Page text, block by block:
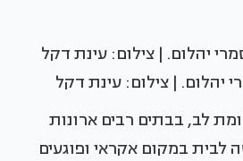
יהלום. | צילום: עינת דקל
לב, בבתים רבים ארונות
לבית במקום אקראי ופוגעים